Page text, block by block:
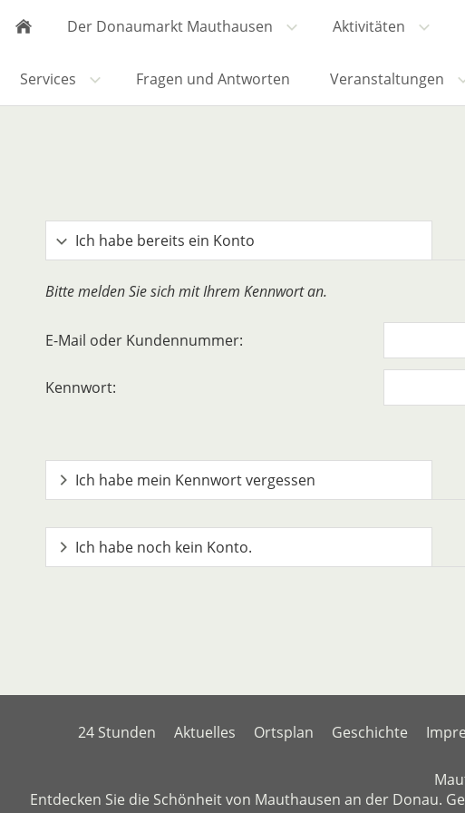
Der Donaumarkt Mauthausen Aktivitäten
Services Fragen und Antworten Veranstaltungen
Ich habe bereits ein Konto
Bitte melden Sie sich mit Ihrem Kennwort an.
E-Mail oder Kundennummer:
Kennwort:
Ich habe mein Kennwort vergessen
Ich habe noch kein Konto.
24 Stunden Aktuelles Ortsplan Geschichte
Entdecken Sie die Schönheit von Mauthausen an der Donau.